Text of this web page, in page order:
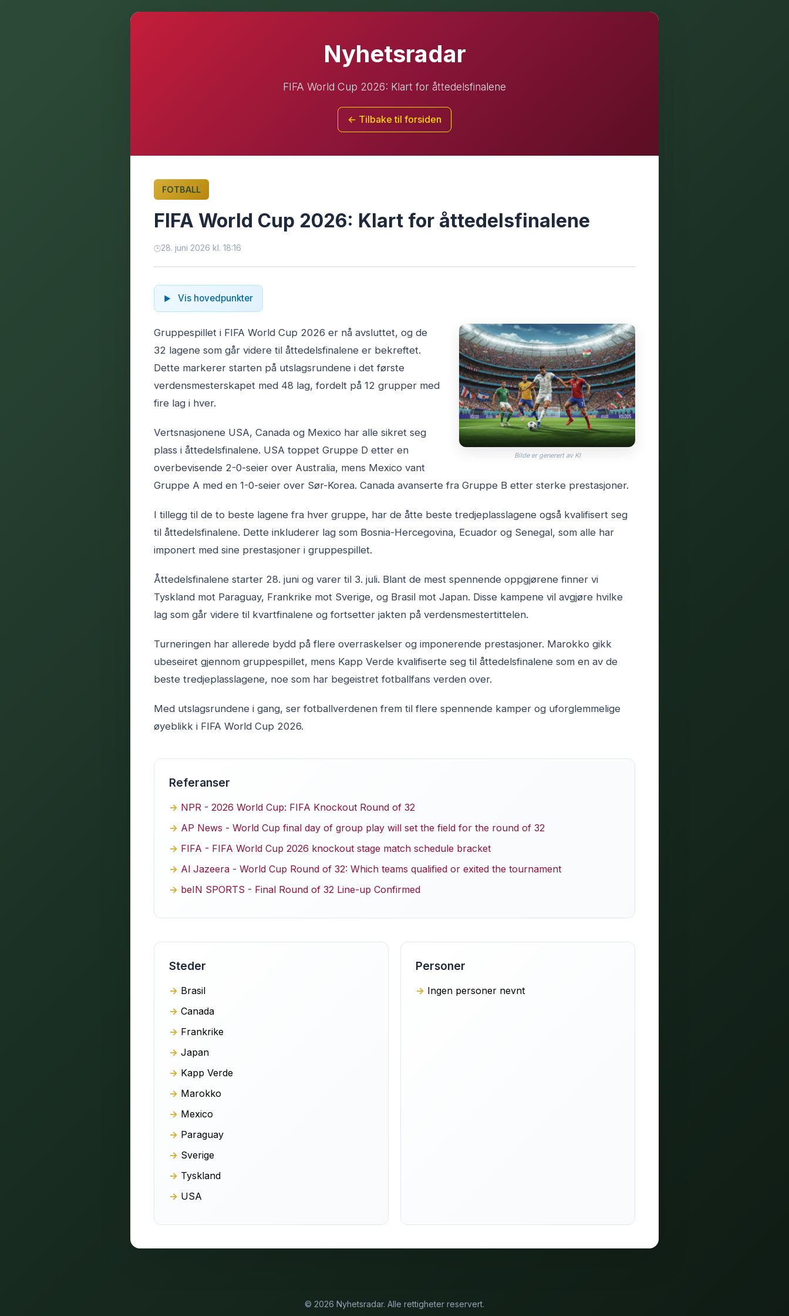
Nyhetsradar
FIFA World Cup 2026: Klart for åttedelsfinalene
← Tilbake til forsiden
FOTBALL
FIFA World Cup 2026: Klart for åttedelsfinalene
28. juni 2026 kl. 18:16
Vis hovedpunkter
Bilde er generert av KI
Gruppespillet i FIFA World Cup 2026 er nå avsluttet, og de
32 lagene som går videre til åttedelsfinalene er bekreftet.
Dette markerer starten på utslagsrundene i det første
verdensmesterskapet med 48 lag, fordelt på 12 grupper med
fire lag i hver.
Vertsnasjonene USA, Canada og Mexico har alle sikret seg
plass i åttedelsfinalene. USA toppet Gruppe D etter en
overbevisende 2-0-seier over Australia, mens Mexico vant
Gruppe A med en 1-0-seier over Sør-Korea. Canada avanserte fra Gruppe B etter sterke prestasjoner.
I tillegg til de to beste lagene fra hver gruppe, har de åtte beste tredjeplasslagene også kvalifisert seg
til åttedelsfinalene. Dette inkluderer lag som Bosnia-Hercegovina, Ecuador og Senegal, som alle har
imponert med sine prestasjoner i gruppespillet.
Åttedelsfinalene starter 28. juni og varer til 3. juli. Blant de mest spennende oppgjørene finner vi
Tyskland mot Paraguay, Frankrike mot Sverige, og Brasil mot Japan. Disse kampene vil avgjøre hvilke
lag som går videre til kvartfinalene og fortsetter jakten på verdensmestertittelen.
Turneringen har allerede bydd på flere overraskelser og imponerende prestasjoner. Marokko gikk
ubeseiret gjennom gruppespillet, mens Kapp Verde kvalifiserte seg til åttedelsfinalene som en av de
beste tredjeplasslagene, noe som har begeistret fotballfans verden over.
Med utslagsrundene i gang, ser fotballverdenen frem til flere spennende kamper og uforglemmelige
øyeblikk i FIFA World Cup 2026.
Referanser
NPR - 2026 World Cup: FIFA Knockout Round of 32
AP News - World Cup final day of group play will set the field for the round of 32
FIFA - FIFA World Cup 2026 knockout stage match schedule bracket
Al Jazeera - World Cup Round of 32: Which teams qualified or exited the tournament
beIN SPORTS - Final Round of 32 Line-up Confirmed
Steder
Brasil
Canada
Frankrike
Japan
Kapp Verde
Marokko
Mexico
Paraguay
Sverige
Tyskland
USA
Personer
Ingen personer nevnt
© 2026 Nyhetsradar. Alle rettigheter reservert.